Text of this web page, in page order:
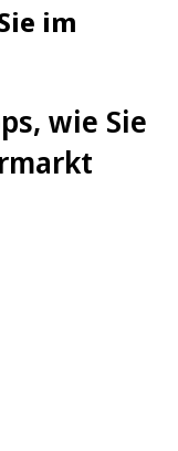
im
wie Sie